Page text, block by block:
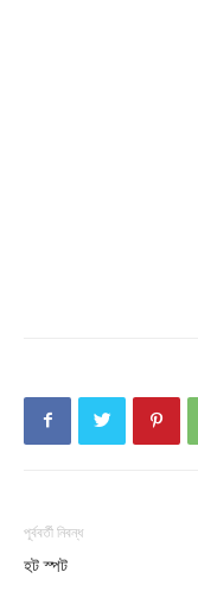
Subscription Plans
পূর্ববর্তী নিবন্ধ
হট স্পট